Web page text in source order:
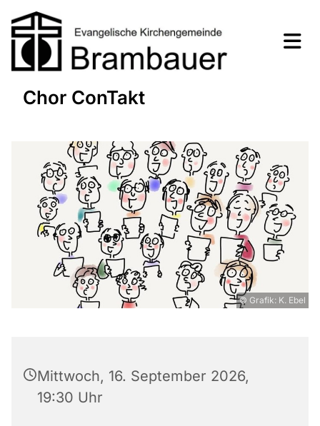
Chor ConTakt
© Grafik: K. Ebel
Mittwoch, 16. September 2026,
19:30 Uhr